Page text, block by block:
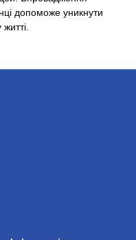
допоможе уникнути